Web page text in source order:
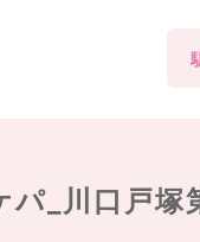
パ_川口戸